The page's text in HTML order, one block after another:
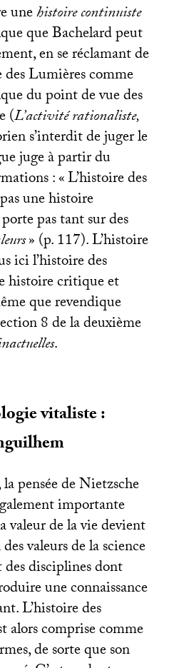
unehistoire continuiste
que Bachelard peut
en se réclamant de
des Lumières comme
du point de vue des
(L’activité rationaliste,
s’interdit de juger le
juge à partir du
: «L’histoire des
une histoire
pas tant sur des
» (p. 117). L’histoire
ici l’histoire des
histoire critique et
que revendique
8 de la deuxième
.
vitaliste :
pensée de Nietzsche
importante
valeur de la vie devient
valeurs de la science
disciplines dont
une connaissance
L’histoire des
alors comprise comme
de sorte que son